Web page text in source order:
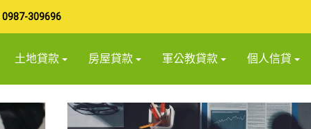
0987-309696
土地貸款 房屋貸款 軍公教貸款 個人信貸